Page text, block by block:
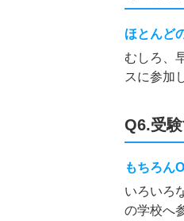
ほとんど
むしろ、
スに参加
Q6.受
もちろん
いろいろ
の学校へ